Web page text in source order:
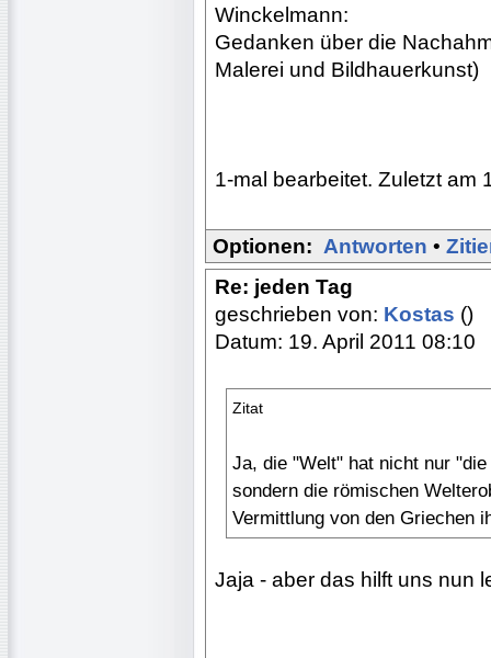
Winckelmann:
Gedanken über die
Malerei und Bildhauerkunst)
1-mal bearbeitet. Zuletzt am
Optionen: Antworten •
Re: jeden Tag
geschrieben von: Kostas ()
Datum: 19. April 2011 08:10
Zitat
Ja, die "Welt" hat nicht nur
sondern die römischen
Vermittlung von den Griechen
Jaja - aber das hilft uns nun